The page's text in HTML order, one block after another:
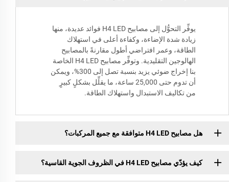
يوفِّر التحوُّل إلى مصابيح H4 LED فوائد عديدة، منها
زيادة شدة الإضاءة، وكفاءة أعلى في استهلاك
الطاقة، وعمر افتراضي أطول مقارنةً بالمصابيح
الهالوجين التقليدية. وتوفِّر مصابيح H4 LED الخاصة
بنا إخراج ضوئي يزيد بنسبة تصل إلى 300%، ويمكن
أن تدوم حتى 25,000 ساعة، ما يقلِّل بشكلٍ كبيرٍ
من تكاليف الاستبدال واستهلاك الطاقة.
هل مصابيح H4 LED متوافقة مع جميع المركبات؟
كيف يؤدّي مصابيح H4 LED في الظروف الجوية القاسية؟